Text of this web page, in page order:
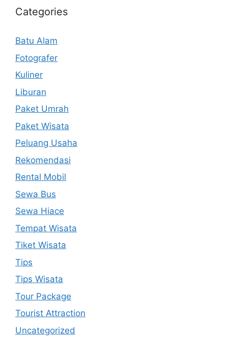
Categories
Batu Alam
Fotografer
Kuliner
Liburan
Paket Umrah
Paket Wisata
Peluang Usaha
Rekomendasi
Rental Mobil
Sewa Bus
Sewa Hiace
Tempat Wisata
Tiket Wisata
Tips
Tips Wisata
Tour Package
Tourist Attraction
Uncategorized